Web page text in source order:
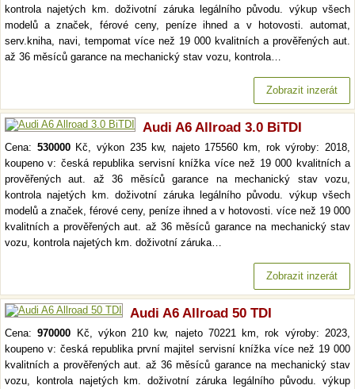
kontrola najetých km. doživotní záruka legálního původu. výkup všech
modelů a značek, férové ceny, peníze ihned a v hotovosti. automat,
serv.kniha, navi, tempomat více než 19 000 kvalitních a prověřených aut.
až 36 měsíců garance na mechanický stav vozu, kontrola…
Zobrazit inzerát
Audi A6 Allroad 3.0 BiTDI
Cena: 530000Kč, výkon 235 kw, najeto 175560 km, rok výroby: 2018,
koupeno v: česká republika servisní knížka více než 19 000 kvalitních a
prověřených aut. až 36 měsíců garance na mechanický stav vozu,
kontrola najetých km. doživotní záruka legálního původu. výkup všech
modelů a značek, férové ceny, peníze ihned a v hotovosti. více než 19 000
kvalitních a prověřených aut. až 36 měsíců garance na mechanický stav
vozu, kontrola najetých km. doživotní záruka…
Zobrazit inzerát
Audi A6 Allroad 50 TDI
Cena:970000 Kč, výkon 210 kw, najeto 70221 km, rok výroby: 2023,
koupeno v: česká republika první majitel servisní knížka více než 19 000
kvalitních a prověřených aut. až 36 měsíců garance na mechanický stav
vozu, kontrola najetých km. doživotní záruka legálního původu. výkup